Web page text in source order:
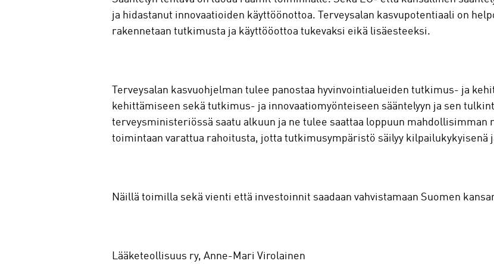
ja hidastanut innovaatioiden käyttöönottoa. Terveysalan kasvupotentiaali on
rakennetaan tutkimusta ja käyttööottoa tukevaksi eikä lisäesteeksi.
Terveysalan kasvuohjelman tulee panostaa hyvinvointialueiden tutkimus- ja
kehittämiseen sekä tutkimus- ja innovaatiomyönteiseen sääntelyyn ja sen
terveysministeriössä saatu alkuun ja ne tulee saattaa loppuun
toimintaan varattua rahoitusta, jotta tutkimusympäristö säilyy kilpailukykyisenä
Näillä toimilla sekä vienti että investoinnit saadaan vahvistamaan Suomen
Lääketeollisuus ry, Anne-Mari Virolainen